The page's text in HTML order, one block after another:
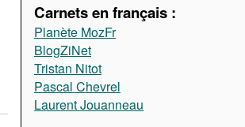
Carnets en français :
Planète MozFr
BlogZiNet
Tristan Nitot
Pascal Chevrel
Laurent Jouanneau